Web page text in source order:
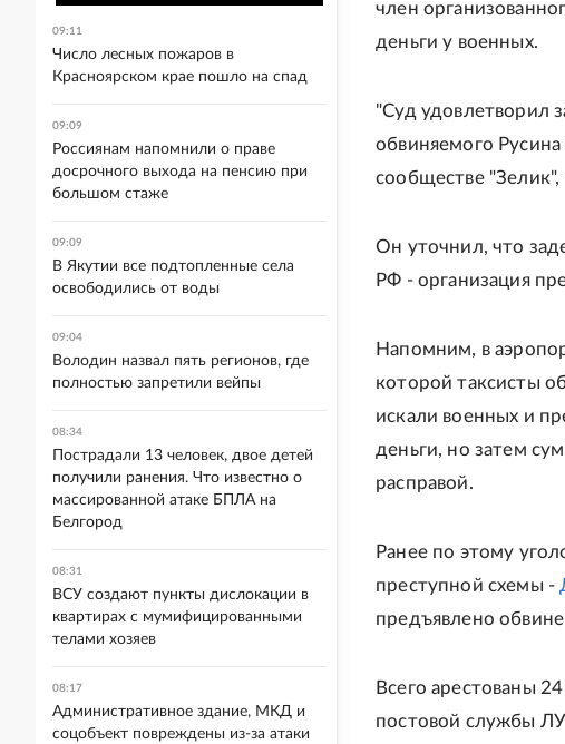
член
деньги у военных.
"Суд удовлетворил
обвиняемого
сообществе "Зелик",
Он уточнил, что
РФ - организация
Напомним, в
которой таксисты
искали военных и
деньги, но затем
расправой.
Ранее по этому
преступной схемы -
предъявлено
Всего арестованы
постовой службы
09:11
Число лесных пожаров в
Красноярском крае пошло на спад
09:09
Россиянам напомнили о праве
досрочного выхода на пенсию при
большом стаже
09:09
В Якутии все подтопленные села
освободились от воды
09:04
Володин назвал пять регионов, где
полностью запретили вейпы
08:34
Пострадали 13 человек, двое детей
получили ранения. Что известно о
массированной атаке БПЛА на
Белгород
08:31
ВСУ создают пункты дислокации в
квартирах с мумифицированными
телами хозяев
08:17
Административное здание, МКД и
соцобъект повреждены из-за атаки